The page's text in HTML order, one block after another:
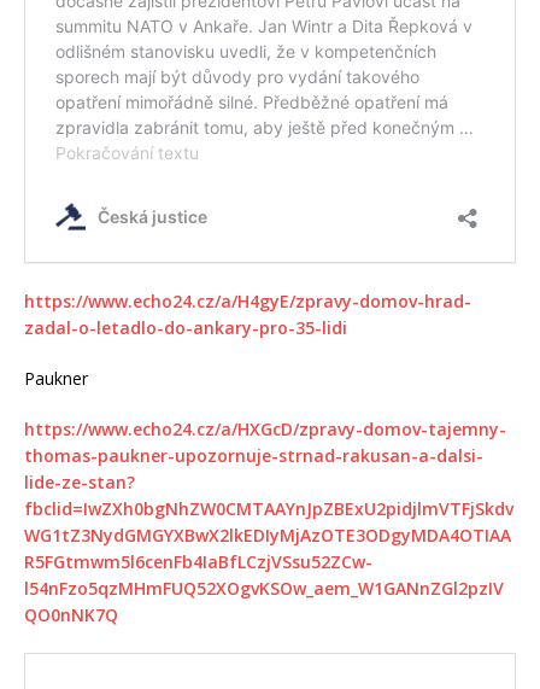
https://www.echo24.cz/a/H4gyE/zpravy-domov-hrad-
zadal-o-letadlo-do-ankary-pro-35-lidi
Paukner
https://www.echo24.cz/a/HXGcD/zpravy-domov-tajemny-
thomas-paukner-upozornuje-strnad-rakusan-a-dalsi-
lide-ze-stan?
fbclid=IwZXh0bgNhZW0CMTAAYnJpZBExU2pidjlmVTFjSkdv
WG1tZ3NydGMGYXBwX2lkEDIyMjAzOTE3ODgyMDA4OTIAA
R5FGtmwm5l6cenFb4IaBfLCzjVSsu52ZCw-
l54nFzo5qzMHmFUQ52XOgvKSOw_aem_W1GANnZGl2pzIV
QO0nNK7Q